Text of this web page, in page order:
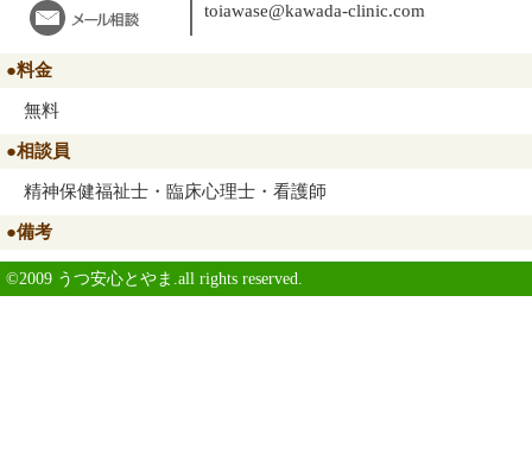
toiawase@kawada-clinic.com
●料金
無料
●相談員
精神保健福祉士・臨床心理士・看護師
●備考
©2009 うつ安心とやま.all rights reserved.